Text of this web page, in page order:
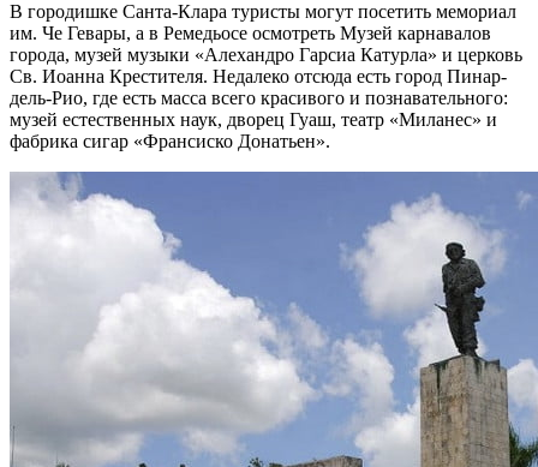
В городишке Санта-Клара туристы могут посетить мемориал
им. Че Гевары, а в Ремедьосе осмотреть Музей карнавалов
города, музей музыки «Алехандро Гарсиа Катурла» и церковь
Св. Иоанна Крестителя. Недалеко отсюда есть город Пинар-
дель-Рио, где есть масса всего красивого и познавательного:
музей естественных наук, дворец Гуаш, театр «Миланес» и
фабрика сигар «Франсиско Донатьен».